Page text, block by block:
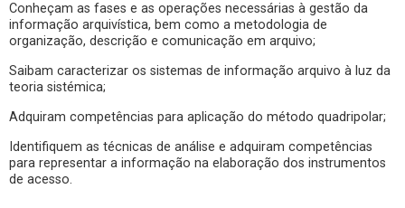
Conheçam as fases e as operações necessárias à gestão da
informação arquivística, bem como a metodologia de
organização, descrição e comunicação em arquivo;
Saibam caracterizar os sistemas de informação arquivo à luz da
teoria sistémica;
Adquiram competências para aplicação do método quadripolar;
Identifiquem as técnicas de análise e adquiram competências
para representar a informação na elaboração dos instrumentos
de acesso.